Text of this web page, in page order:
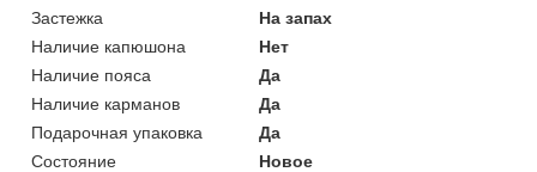
Застежка
На запах
Наличие капюшона
Нет
Наличие пояса
Да
Наличие карманов
Да
Подарочная упаковка
Да
Состояние
Новое